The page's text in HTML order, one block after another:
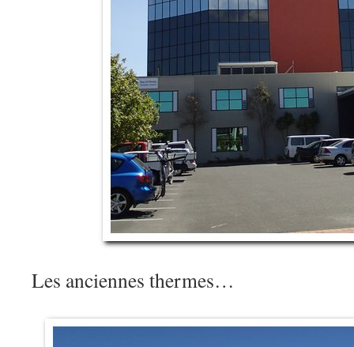
Les anciennes thermes…